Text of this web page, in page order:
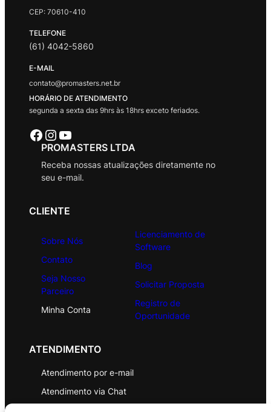
CEP: 70610-410
TELEFONE
(61) 4042-5860
E-MAIL
contato@promasters.net.br
HORÁRIO DE ATENDIMENTO
segunda a sexta das 9hrs às 18hrs exceto feriados.
Facebook Instagram Youtube
PROMASTERS LTDA
Receba nossas atualizações diretamente no
seu e-mail.
CLIENTE
Sobre Nós
Contato
Seja Nosso
Parceiro
Minha Conta
Licenciamento de
Software
Blog
Solicitar Proposta
Registro de
Oportunidade
ATENDIMENTO
Atendimento por e-mail
Atendimento via Chat